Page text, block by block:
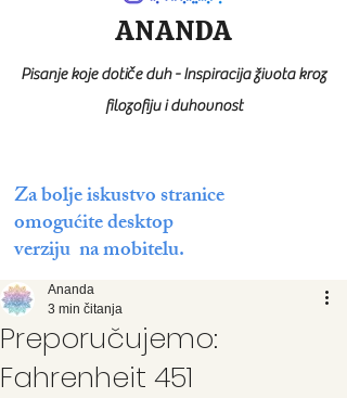
Za bolje iskustvo stranice
omogućite desktop
verziju na mobitelu.
ANANDA
Pisanje koje dotiče duh - Inspiracija života kroz
filozofiju i duhovnost
Preporučujemo:
Fahrenheit 451
Ananda
3 min čitanja